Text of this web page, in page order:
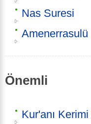
Nas Suresi
Amenerrasulü
Önemli
Kur'anı